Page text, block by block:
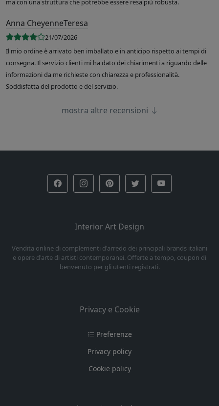
ma con una struttura che potrebbe essere resa più robusta.
Anna CheyenneTeresa
21/07/2026
Il mio ordine è arrivato ben imballato e in anticipo rispetto ai tempi di
consegna. Il servizio clienti mi ha dato dei chiarimenti a riguardo delle
informazioni da me richieste con chiarezza e professionalità.
Soddisfatta del prodotto e del servizio.
mostra altre recensioni
Interior Art Design
Vendita online di complementi d'arredo dei principali brands italiani
e opere d'arte di artisti contemporanei. Offerte a tempo, coupon di
benvenuto per gli utenti registrati.
Privacy e Cookie
Preferenze
Privacy policy
Cookie policy